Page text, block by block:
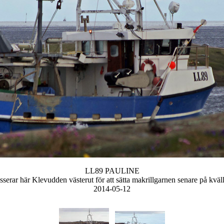
LL89 PAULINE
här Klevudden västerut för att sätta makrillgarnen senare på
2014-05-12